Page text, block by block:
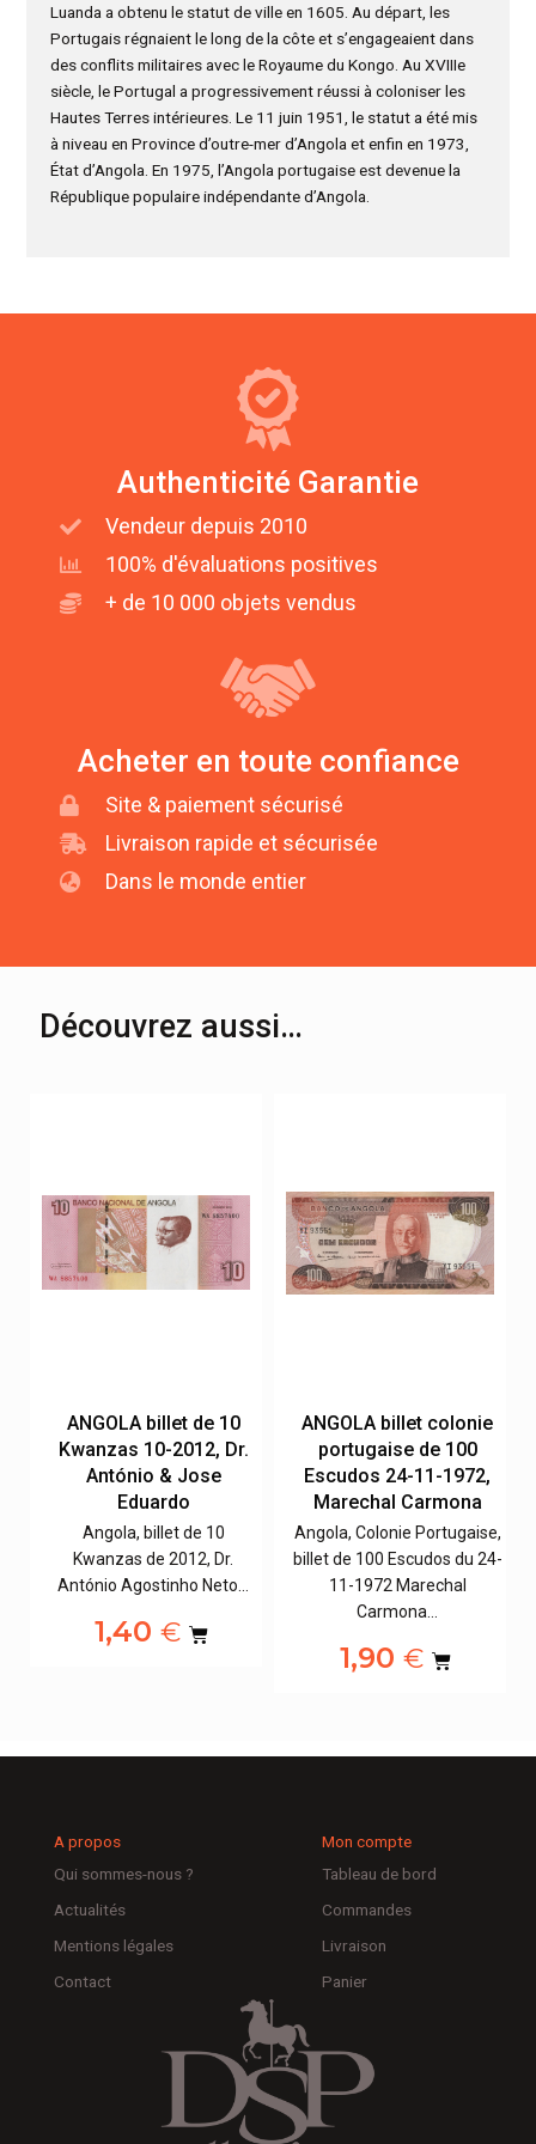
Luanda a obtenu le statut de ville en 1605. Au départ, les
Portugais régnaient le long de la côte et s’engageaient dans
des conflits militaires avec le Royaume du Kongo. Au XVIIIe
siècle, le Portugal a progressivement réussi à coloniser les
Hautes Terres intérieures. Le 11 juin 1951, le statut a été mis
à niveau en Province d’outre-mer d’Angola et enfin en 1973,
État d’Angola. En 1975, l’Angola portugaise est devenue la
République populaire indépendante d’Angola.
Authenticité Garantie
Vendeur depuis 2010
100% d'évaluations positives
+ de 10 000 objets vendus
Acheter en toute confiance
Site & paiement sécurisé
Livraison rapide et sécurisée
Dans le monde entier
Découvrez aussi…
ANGOLA billet de 10
Kwanzas 10-2012, Dr.
António & Jose
Eduardo
Angola, billet de 10
Kwanzas de 2012, Dr.
António Agostinho Neto…
1,40€
ANGOLA billet colonie
portugaise de 100
Escudos 24-11-1972,
Marechal Carmona
Angola, Colonie Portugaise,
billet de 100 Escudos du 24-
11-1972 Marechal
Carmona…
1,90€
A propos
Qui sommes-nous ?
Actualités
Mentions légales
Contact
Mon compte
Tableau de bord
Commandes
Livraison
Panier